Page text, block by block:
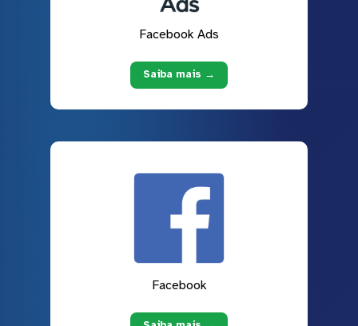
Facebook Ads
Saiba mais →
Facebook